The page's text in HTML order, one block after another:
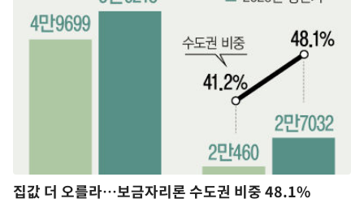
집값 더 오를라…보금자리론 수도권 비중 48.1%